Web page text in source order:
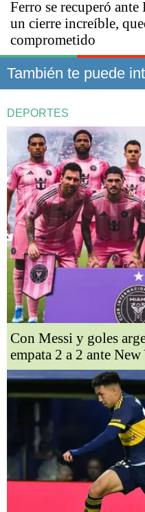
Ferro se recuperó
un cierre increíble,
comprometido
También te puede
DEPORTES
Con Messi y goles
empata 2 a 2 ante